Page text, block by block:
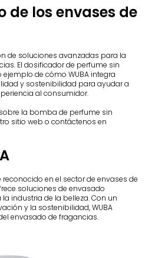
de los envases de
de soluciones avanzadas para la
El dosificador de perfume sin
ejemplo de cómo WUBA integra
y sostenibilidad para ayudar a
al consumidor.
la bomba de perfume sin
sitio web o contáctenos en
en el sector de envases de
soluciones de envasado
industria de la belleza. Con un
y la sostenibilidad, WUBA
envasado de fragancias.